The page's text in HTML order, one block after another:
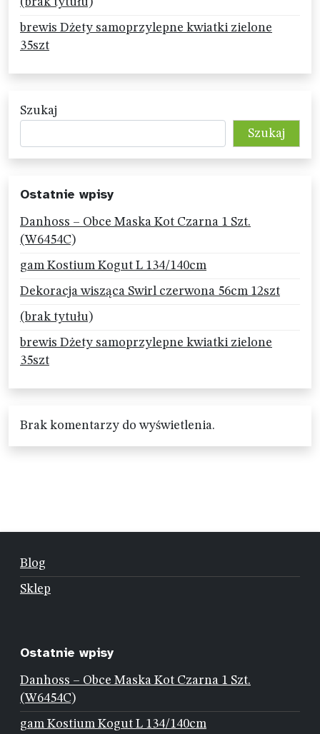
brewis Dżety samoprzylepne kwiatki zielone
35szt
Szukaj
Szukaj
Ostatnie wpisy
Danhoss – Obce Maska Kot Czarna 1 Szt.
(W6454C)
gam Kostium Kogut L 134/140cm
Dekoracja wisząca Swirl czerwona 56cm 12szt
(brak tytułu)
brewis Dżety samoprzylepne kwiatki zielone
35szt
Brak komentarzy do wyświetlenia.
Blog
Sklep
Ostatnie wpisy
Danhoss – Obce Maska Kot Czarna 1 Szt.
(W6454C)
gam Kostium Kogut L 134/140cm